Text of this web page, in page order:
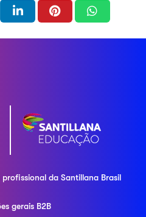
daSantillana Brasil
gerais B2B